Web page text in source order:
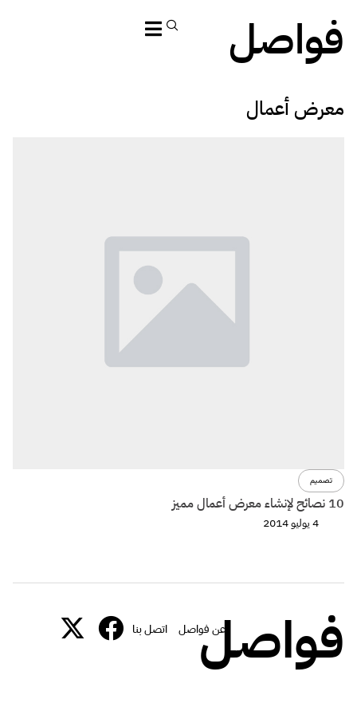
فواصل
معرض أعمال
تصميم
10 نصائح لإنشاء معرض أعمال مميز
4 يوليو 2014
فواصل
عن فواصل اتصل بنا